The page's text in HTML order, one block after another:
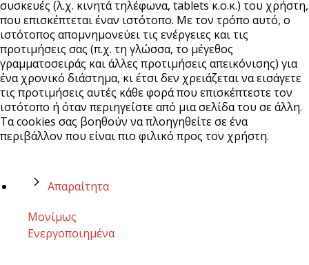
συσκευές (λ.χ. κινητά τηλέφωνα, tablets κ.ο.κ.) του χρήστη,
που επισκέπτεται έναν ιστότοπο. Με τον τρόπο αυτό, ο
ιστότοπος απομνημονεύει τις ενέργειες και τις
προτιμήσεις σας (π.χ. τη γλώσσα, το μέγεθος
γραμματοσειράς και άλλες προτιμήσεις απεικόνισης) για
ένα χρονικό διάστημα, κι έτσι δεν χρειάζεται να εισάγετε
τις προτιμήσεις αυτές κάθε φορά που επισκέπτεστε τον
ιστότοπο ή όταν περιηγείστε από μια σελίδα του σε άλλη.
Τα cookies σας βοηθούν να πλοηγηθείτε σε ένα
περιβάλλον που είναι πιο φιλικό προς τον χρήστη.
Απαραίτητα
Μονίμως
Ενεργοποιημένα